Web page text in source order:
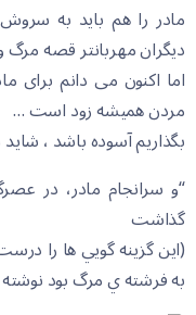
مادر را هم باید به سروش
دیگران مهربانتر قصه مرگ
اما اکنون می دانم برای
مردن همیشه زود است …
بگذاریم آسوده باشد ،
“و سرانجام مادر، در
گذاشت
(اين گزينه گويي ها را
به فرشته ي مرگ بود